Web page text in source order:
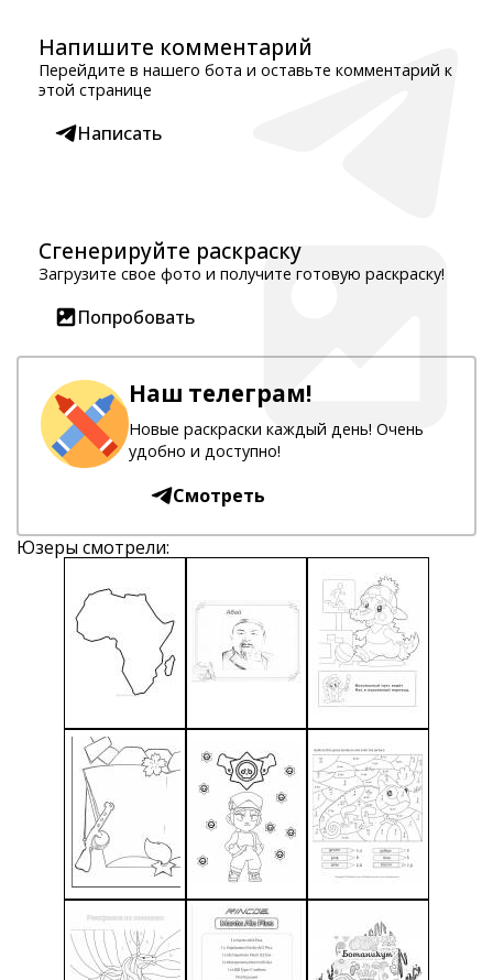
Напишите комментарий
Перейдите в нашего бота и оставьте комментарий к
этой странице
Написать
Сгенерируйте раскраску
Загрузите свое фото и получите готовую раскраску!
Попробовать
Наш телеграм!
Новые раскраски каждый день! Очень
удобно и доступно!
Смотреть
Юзеры смотрели: